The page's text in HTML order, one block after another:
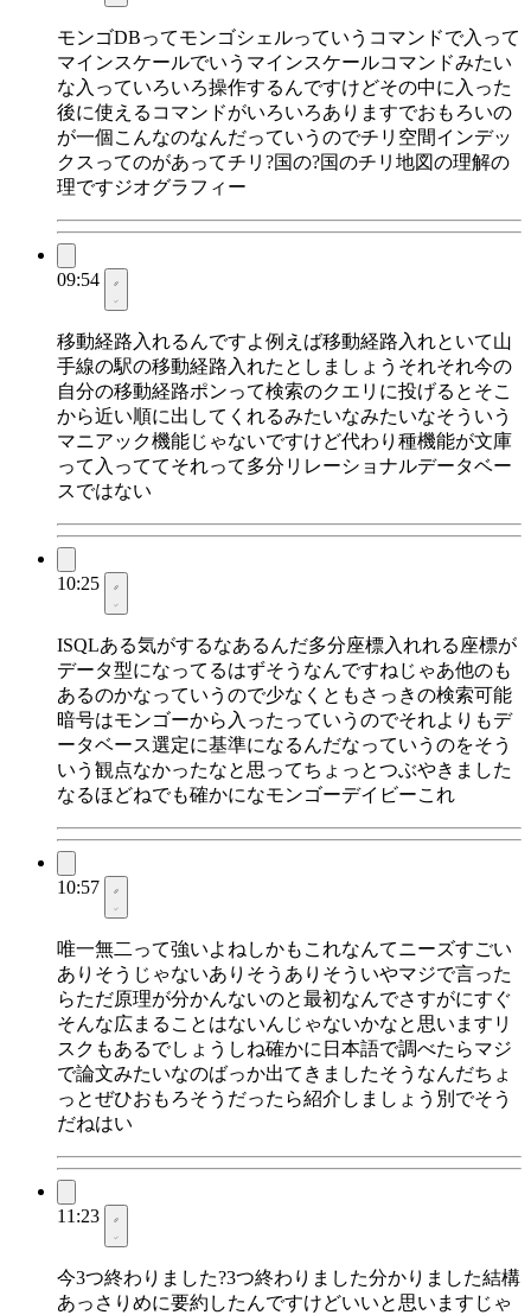
モンゴDBってモンゴシェルっていうコマンドで入って
マインスケールでいうマインスケールコマンドみたい
な入っていろいろ操作するんですけどその中に入った
後に使えるコマンドがいろいろありますでおもろいの
が一個こんなのなんだっていうのでチリ空間インデッ
クスってのがあってチリ?国の?国のチリ地図の理解の
理ですジオグラフィー
09:54
移動経路入れるんですよ例えば移動経路入れといて山
手線の駅の移動経路入れたとしましょうそれそれ今の
自分の移動経路ポンって検索のクエリに投げるとそこ
から近い順に出してくれるみたいなみたいなそういう
マニアック機能じゃないですけど代わり種機能が文庫
って入っててそれって多分リレーショナルデータベー
スではない
10:25
ISQLある気がするなあるんだ多分座標入れれる座標が
データ型になってるはずそうなんですねじゃあ他のも
あるのかなっていうので少なくともさっきの検索可能
暗号はモンゴーから入ったっていうのでそれよりもデ
ータベース選定に基準になるんだなっていうのをそう
いう観点なかったなと思ってちょっとつぶやきました
なるほどねでも確かになモンゴーデイビーこれ
10:57
唯一無二って強いよねしかもこれなんてニーズすごい
ありそうじゃないありそうありそういやマジで言った
らただ原理が分かんないのと最初なんでさすがにすぐ
そんな広まることはないんじゃないかなと思いますリ
スクもあるでしょうしね確かに日本語で調べたらマジ
で論文みたいなのばっか出てきましたそうなんだちょ
っとぜひおもろそうだったら紹介しましょう別でそう
だねはい
11:23
今3つ終わりました?3つ終わりました分かりました結構
あっさりめに要約したんですけどいいと思いますじゃ